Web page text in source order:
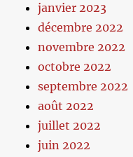
janvier 2023
décembre 2022
novembre 2022
octobre 2022
septembre 2022
août 2022
juillet 2022
juin 2022